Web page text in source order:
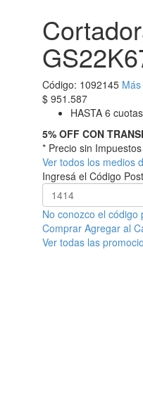
Código: 1092145
$ 951.587
HASTA 6
5% OFF CON
* Precio sin Impuestos
Ver todos los medios
Ingresá el Código
No conozco el código
Comprar Agregar al
Ver todas las